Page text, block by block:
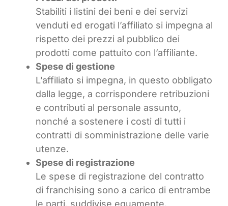
Stabiliti i listini dei beni e dei servizi
venduti ed erogati l’affiliato si impegna al
rispetto dei prezzi al pubblico dei
prodotti come pattuito con l’affiliante.
Spese di gestione
L’affiliato si impegna, in questo obbligato
dalla legge, a corrispondere retribuzioni
e contributi al personale assunto,
nonché a sostenere i costi di tutti i
contratti di somministrazione delle varie
utenze.
Spese di registrazione
Le spese di registrazione del contratto
di franchising sono a carico di entrambe
le parti, suddivise equamente.